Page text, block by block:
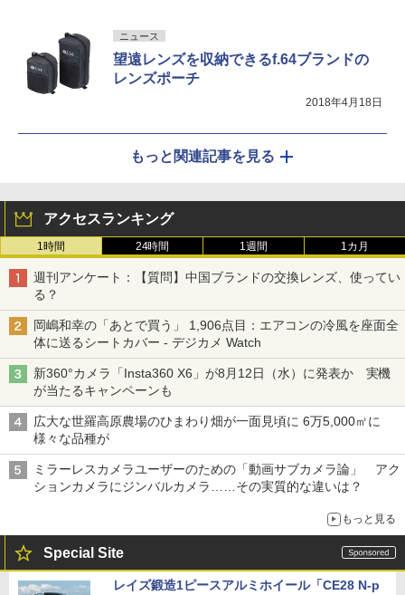
ニュース
望遠レンズを収納できるf.64ブランドの
レンズポーチ
2018年4月18日
もっと関連記事を見る
アクセスランキング
1時間 24時間 1週間 1カ月
週刊アンケート：【質問】中国ブランドの交換レンズ、使ってい
る？
岡嶋和幸の「あとで買う」 1,906点目：エアコンの冷風を座面全
体に送るシートカバー - デジカメ Watch
新360°カメラ「Insta360 X6」が8月12日（水）に発表か 実機
が当たるキャンペーンも
広大な世羅高原農場のひまわり畑が一面見頃に 6万5,000㎡に
様々な品種が
ミラーレスカメラユーザーのための「動画サブカメラ論」 アク
ションカメラにジンバルカメラ……その実質的な違いは？
もっと見る
Special Site
レイズ鍛造1ピースアルミホイール「CE28 N-p